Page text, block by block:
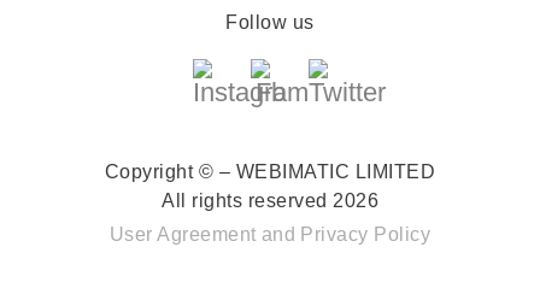
Follow us
Copyright © – WEBIMATIC LIMITED
All rights reserved 2026
User Agreement and Privacy Policy